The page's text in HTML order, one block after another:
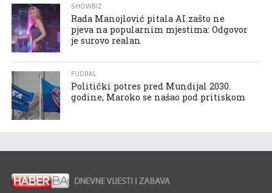
SHOWBIZ
Rada Manojlović pitala AI zašto ne
pjeva na popularnim mjestima: Odgovor
je surovo realan
FUDBAL
Politički potres pred Mundijal 2030.
godine, Maroko se našao pod pritiskom